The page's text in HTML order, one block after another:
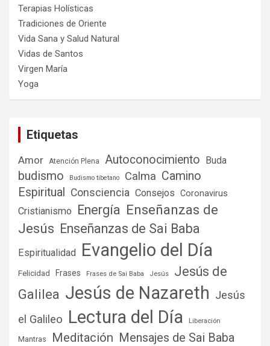
Terapias Holísticas
Tradiciones de Oriente
Vida Sana y Salud Natural
Vidas de Santos
Virgen María
Yoga
Etiquetas
Amor Atención Plena Autoconocimiento Buda
budismo Budismo tibetano Calma Camino
Espiritual
Consciencia Consejos Coronavirus
Cristianismo Energía Enseñanzas de
Jesús Enseñanzas de Sai Baba
Espiritualidad Evangelio del Día
Felicidad Frases Frases de Sai Baba Jesús
Jesús de
Galilea Jesús de Nazareth Jesús
el Galileo Lectura del Día Liberación
Mantras Meditación Mensajes de Sai Baba